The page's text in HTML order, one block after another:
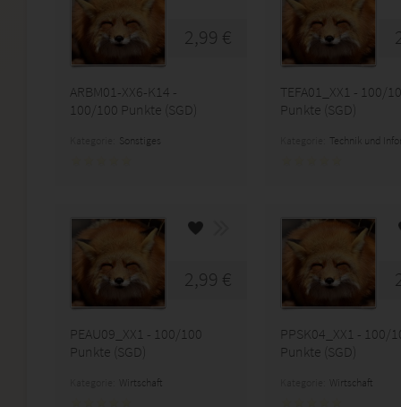
2,99 €
ARBM01-XX6-K14 -
100/100 Punkte (SGD)
Sonstiges
TEFA01_XX1 - 100/
Punkte (SGD)
Technik und
2,99 €
PEAU09_XX1 - 100/100
Punkte (SGD)
Wirtschaft
PPSK04_XX1 - 100/
Punkte (SGD)
Wirtschaft